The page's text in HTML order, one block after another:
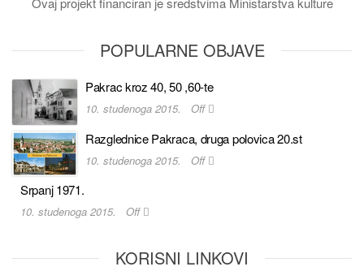
POPULARNE OBJAVE
Pakrac kroz 40, 50 ,60-te
10. studenoga 2015. Off
Razglednice Pakraca, druga polovica 20.st
10. studenoga 2015. Off
Srpanj 1971.
10. studenoga 2015. Off
KORISNI LINKOVI